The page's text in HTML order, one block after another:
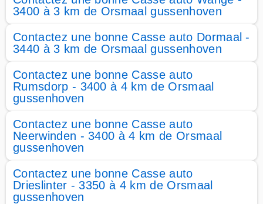
3400 à 3 km de Orsmaal gussenhoven
Contactez une bonne Casse auto Dormaal -
3440 à 3 km de Orsmaal gussenhoven
Contactez une bonne Casse auto
Rumsdorp - 3400 à 4 km de Orsmaal
gussenhoven
Contactez une bonne Casse auto
Neerwinden - 3400 à 4 km de Orsmaal
gussenhoven
Contactez une bonne Casse auto
Drieslinter - 3350 à 4 km de Orsmaal
gussenhoven